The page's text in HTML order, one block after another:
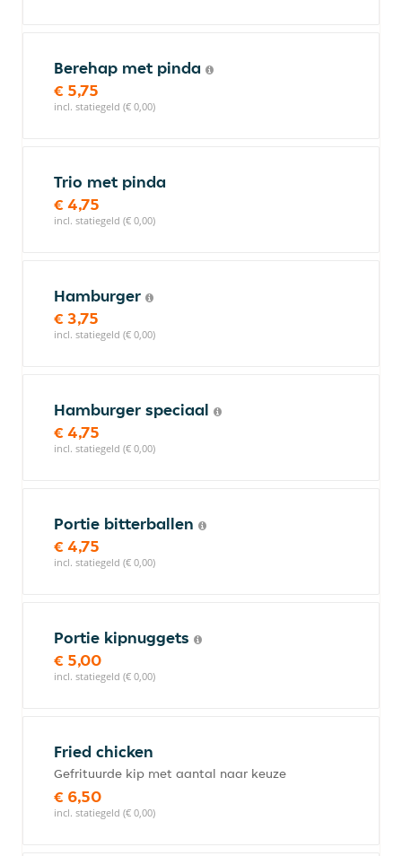
Berehap met pinda
€ 5,75
incl. statiegeld (€ 0,00)
Trio met pinda
€ 4,75
incl. statiegeld (€ 0,00)
Hamburger
€ 3,75
incl. statiegeld (€ 0,00)
Hamburger speciaal
€ 4,75
incl. statiegeld (€ 0,00)
Portie bitterballen
€ 4,75
incl. statiegeld (€ 0,00)
Portie kipnuggets
€ 5,00
incl. statiegeld (€ 0,00)
Fried chicken
Gefrituurde kip met aantal naar keuze
€ 6,50
incl. statiegeld (€ 0,00)